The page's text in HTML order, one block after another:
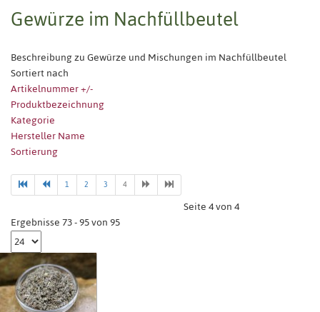
Gewürze im Nachfüllbeutel
Beschreibung zu Gewürze und Mischungen im Nachfüllbeutel
Sortiert nach
Artikelnummer +/-
Produktbezeichnung
Kategorie
Hersteller Name
Sortierung
1 2 3 4
Seite 4 von 4
Ergebnisse 73 - 95 von 95